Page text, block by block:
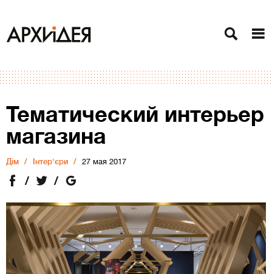
Тематический интерьер
магазина
Дiм Інтер'єри 27 мая 2017